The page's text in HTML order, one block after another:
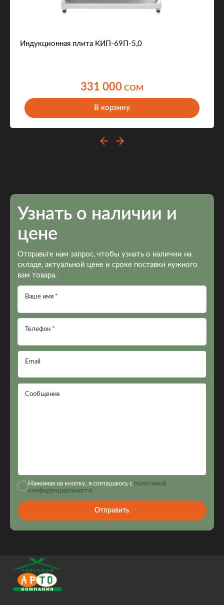
Индукционная плита КИП-69П-5,0
331 000 COM
В корзину
Узнать о наличии и
цене
Отправьте нам запрос, чтобы узнать о наличии на
складе, актуальной цене и сроке поставки нужного
вам товара.
Ваше имя *
Телефон *
Email
Сообщение
Нажимая на кнопку, я соглашаюсь с политикой
конфиденциальности
Отправить